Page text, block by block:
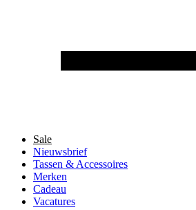
Sale
Nieuwsbrief
Tassen & Accessoires
Merken
Cadeau
Vacatures